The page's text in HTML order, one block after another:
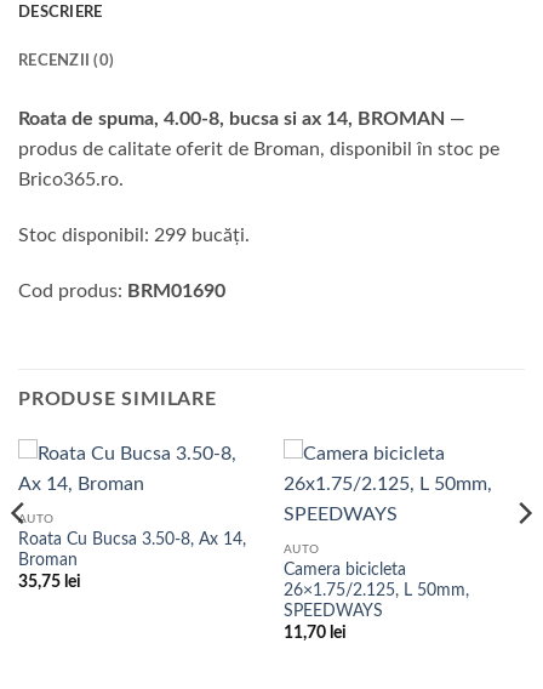
DESCRIERE
RECENZII (0)
Roata de spuma, 4.00-8, bucsa si ax 14, BROMAN —
produs de calitate oferit de Broman, disponibil în stoc pe
Brico365.ro.
Stoc disponibil: 299 bucăți.
Cod produs: BRM01690
PRODUSE SIMILARE
AUTO
Roata Cu Bucsa 3.50-8, Ax 14,
Broman
35,75 lei
AUTO
Camera bicicleta
26×1.75/2.125, L 50mm,
SPEEDWAYS
11,70 lei